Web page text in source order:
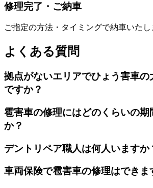
修理完了・ご納車
ご指定の方法・タイミングで納車いたし
よくある質問
拠点がないエリアでひょう害車の
ですか？
雹害車の修理にはどのくらいの期
か？
デントリペア職人は何人いますか
車両保険で雹害車の修理はできま